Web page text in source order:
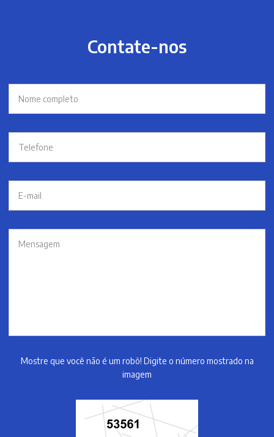
Contate-nos
Mostre que você não é um robô! Digite o número mostrado na
imagem